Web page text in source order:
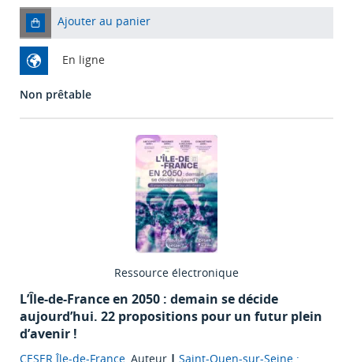
Ajouter au panier
En ligne
Non prêtable
Ressource électronique
L’Île-de-France en 2050 : demain se décide
aujourd’hui. 22 propositions pour un futur plein
d’avenir !
CESER Île-de-France , Auteur | Saint-Ouen-sur-Seine :